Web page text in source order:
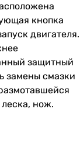
кнопка
двигателя.
защитный
замены смазки
нож.